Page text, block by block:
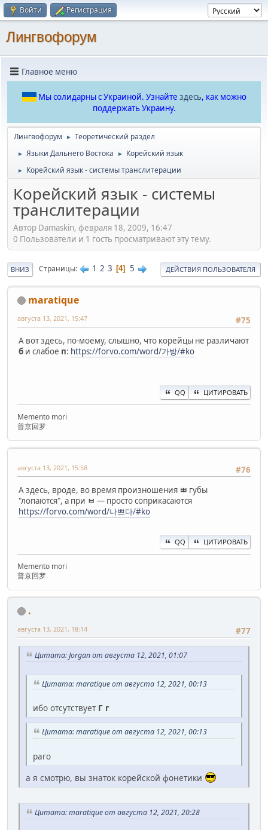
Войти Регистрация
Лингвофорум
Главное меню
Мы солидарны с Украиной. Узнайте здесь, как можно
поддержать Украину.
Лингвофорум ► Теоретический раздел
► Языки Дальнего Востока ► Корейский язык
► Корейский язык - системы транслитерации
Корейский язык - системы
транслитерации
Автор Damaskin, февраля 18, 2009, 16:47
0 Пользователи и 1 гость просматривают эту тему.
ВНИЗ Страницы 1 2 3 4 5 ДЕЙСТВИЯ ПОЛЬЗОВАТЕЛЯ
maratique
#75
августа 13, 2021, 15:47
А вот здесь, по-моему, слышно, что корейцы не различают
б и слабое п: https://forvo.com/word/가방/#ko
QQ ЦИТИРОВАТЬ
Memento mori
普京回罗
#76
августа 13, 2021, 15:58
А здесь, вроде, во время произношения ㅃ губы
"лопаются", а при ㅂ — просто соприкасаются
https://forvo.com/word/나쁘다/#ko
QQ ЦИТИРОВАТЬ
Memento mori
普京回罗
.
#77
августа 13, 2021, 18:14
Цитата: Jorgan от августа 12, 2021, 01:07
Цитата: maratique от августа 12, 2021, 00:13
ибо отсутствует Г г
Цитата: maratique от августа 12, 2021, 00:13
раго
а я смотрю, вы знаток корейской фонетики
Цитата: maratique от августа 12, 2021, 20:28